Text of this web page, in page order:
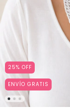
25% OFF
ENVÍO GRATIS